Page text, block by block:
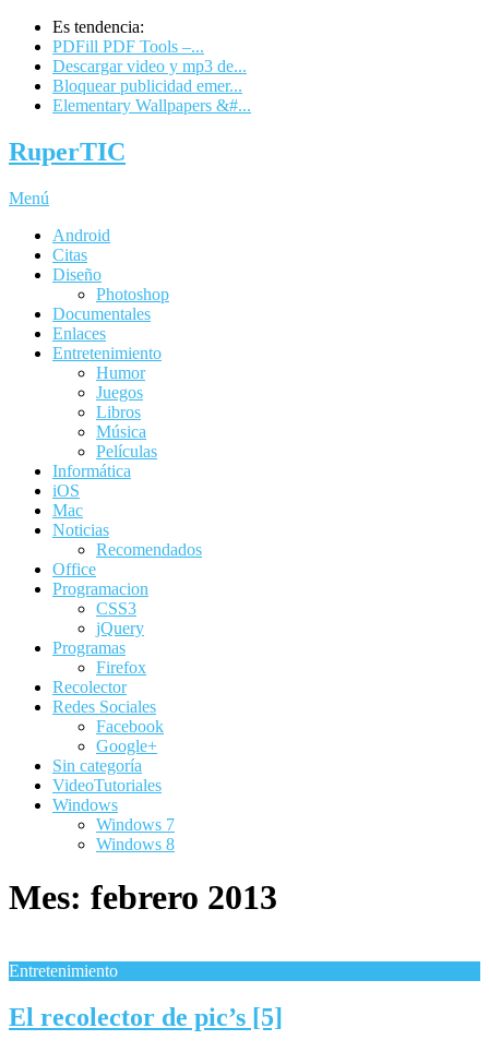
Es tendencia:
PDFill PDF Tools –...
Descargar video y mp3 de...
Bloquear publicidad emer...
Elementary Wallpapers &#...
RuperTIC
Menú
Android
Citas
Diseño
Photoshop
Documentales
Enlaces
Entretenimiento
Humor
Juegos
Libros
Música
Películas
Informática
iOS
Mac
Noticias
Recomendados
Office
Programacion
CSS3
jQuery
Programas
Firefox
Recolector
Redes Sociales
Facebook
Google+
Sin categoría
VideoTutoriales
Windows
Windows 7
Windows 8
Mes: febrero 2013
Entretenimiento
El recolector de pic’s [5]